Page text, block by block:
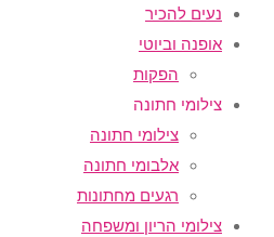
נעים להכיר
אופנה וביוטי
הפקות
צילומי חתונה
צילומי חתונה
אלבומי חתונה
רגעים מחתונות
צילומי הריון ומשפחה